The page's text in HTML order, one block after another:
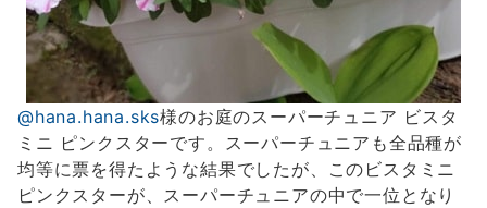
@hana.hana.sks様のお庭のスーパーチュニア ビスタ
ミニ ピンクスターです。スーパーチュニアも全品種が
均等に票を得たような結果でしたが、このビスタミニ
ピンクスターが、スーパーチュニアの中で一位となり